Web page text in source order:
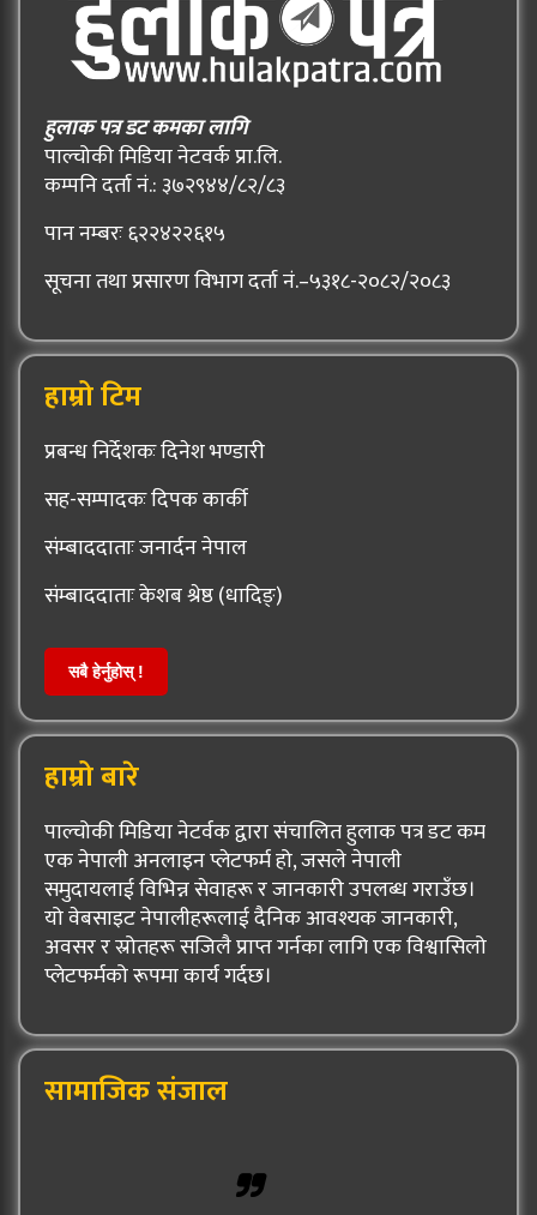
हुलाक पत्र डट कमका लागि
पाल्चोकी मिडिया नेटवर्क प्रा.लि.
कम्पनि दर्ता नं.: ३७२९४४/८२/८३
पान नम्बरः ६२२४२२६१५
सूचना तथा प्रसारण विभाग दर्ता नं.–५३१८-२०८२/२०८३
हाम्रो टिम
प्रबन्ध निर्देशकः दिनेश भण्डारी
सह-सम्पादकः दिपक कार्की
संम्बाददाताः जनार्दन नेपाल
संम्बाददाताः केशब श्रेष्ठ (धादिङ्)
सबै हेर्नुहोस् !
हाम्रो बारे
पाल्चोकी मिडिया नेटर्वक द्वारा संचालित हुलाक पत्र डट कम
एक नेपाली अनलाइन प्लेटफर्म हो, जसले नेपाली
समुदायलाई विभिन्न सेवाहरू र जानकारी उपलब्ध गराउँछ।
यो वेबसाइट नेपालीहरूलाई दैनिक आवश्यक जानकारी,
अवसर र स्रोतहरू सजिलै प्राप्त गर्नका लागि एक विश्वासिलो
प्लेटफर्मको रूपमा कार्य गर्दछ।
सामाजिक संजाल